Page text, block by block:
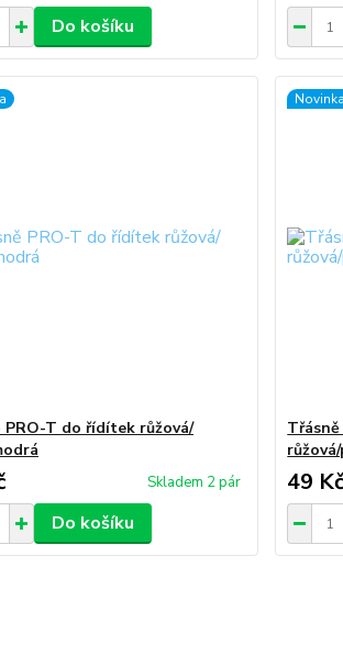
Do košíku
PRO-T do řídítek růžová/
Skladem 2 pár
Do košíku
Novinka
49 Kč